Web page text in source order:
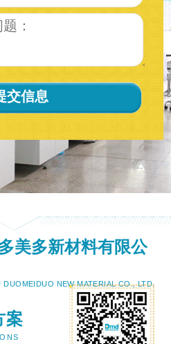
美多新材料有限公
DUOMEIDUO NEW MATERIAL CO., LTD.
案